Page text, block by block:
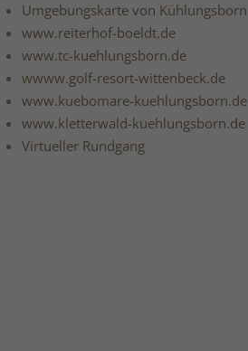
Umgebungskarte von Kühlungsborn
www.reiterhof-boeldt.de
www.tc-kuehlungsborn.de
wwww.golf-resort-wittenbeck.de
www.kuebomare-kuehlungsborn.de
www.kletterwald-kuehlungsborn.de
Virtueller Rundgang